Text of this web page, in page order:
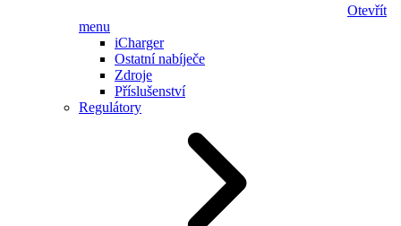
Otevřít
menu
iCharger
Ostatní nabíječe
Zdroje
Příslušenství
Regulátory